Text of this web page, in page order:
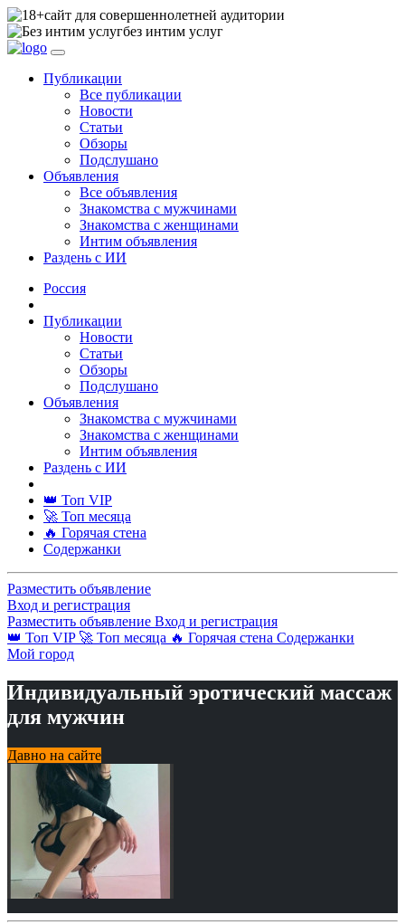
сайт для совершеннолетней аудитории
без интим услуг
Публикации
Все публикации
Новости
Статьи
Обзоры
Подслушано
Объявления
Все объявления
Знакомства с мужчинами
Знакомства с женщинами
Интим объявления
Раздень с ИИ
Россия
Публикации
Новости
Статьи
Обзоры
Подслушано
Объявления
Знакомства с мужчинами
Знакомства с женщинами
Интим объявления
Раздень с ИИ
👑 Топ VIP
🚀 Топ месяца
🔥 Горячая стена
Содержанки
Разместить объявление
Вход и регистрация
Разместить объявление Вход и регистрация
👑 Топ VIP 🚀 Топ месяца 🔥 Горячая стена Содержанки
Мой город
Индивидуальный эротический массаж
для мужчин
Давно на сайте